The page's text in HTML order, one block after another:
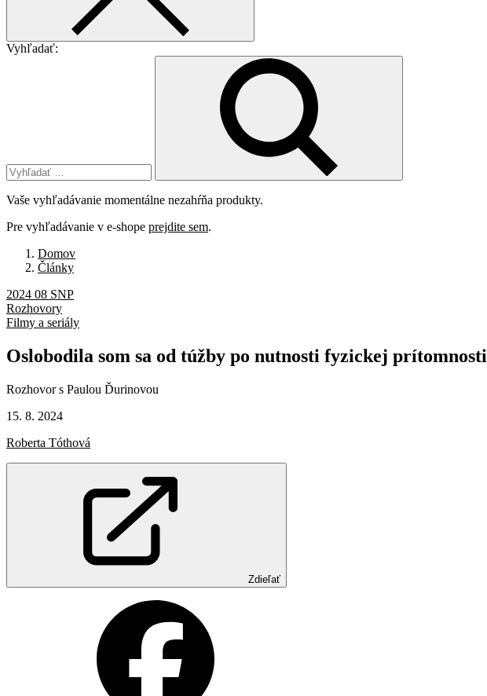
Vyhľadať:
Vaše vyhľadávanie momentálne nezahŕňa produkty.
Pre vyhľadávanie v e-shope prejdite sem.
Domov
Články
2024 08 SNP
Rozhovory
Filmy a seriály
Oslobodila som sa od túžby po nutnosti fyzickej prítomnosti
Rozhovor s Paulou Ďurinovou
15. 8. 2024
Roberta Tóthová
Zdieľať